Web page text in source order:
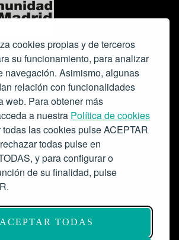
cookies propias y de terceros
su funcionamiento, para analizar
navegación. Asimismo, algunas
relación con funcionalidades
web. Para obtener más
a nuestra Política de cookies
todas las cookies pulse ACEPTAR
todas pulse en
y para configurar o
de su finalidad, pulse
ACEPTAR TODAS
de infraestructuras y digitalización del
de Madrid como espacio escénico-musical.